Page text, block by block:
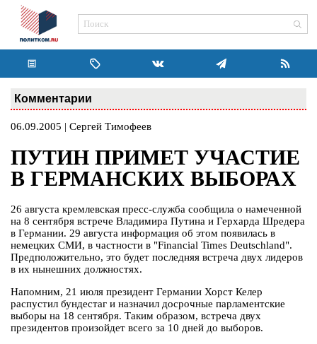
Комментарии
06.09.2005 | Сергей Тимофеев
ПУТИН ПРИМЕТ УЧАСТИЕ
В ГЕРМАНСКИХ ВЫБОРАХ
26 августа кремлевская пресс-служба сообщила о намеченной
на 8 сентября встрече Владимира Путина и Герхарда Шредера
в Германии. 29 августа информация об этом появилась в
немецких СМИ, в частности в "Financial Times Deutschland".
Предположительно, это будет последняя встреча двух лидеров
в их нынешних должностях.
Напомним, 21 июля президент Германии Хорст Келер
распустил бундестаг и назначил досрочные парламентские
выборы на 18 сентября. Таким образом, встреча двух
президентов произойдет всего за 10 дней до выборов.